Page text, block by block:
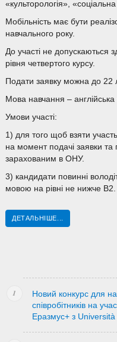
«культорологія»,
Мобільність має бути
навчального року.
До участі не допускаються
рівня четвертого курсу.
Подати заявку можна до 22
Мова навчання – англійська
Умови участі:
1) для того щоб взяти
на момент подачі заявки та
зарахованим в ОНУ.
3) кандидати повинні
мовою на рівні не нижче B2.
ДЕТАЛЬНІШЕ...
Новий конкурс для
співробітників на
Еразмус+ з Università